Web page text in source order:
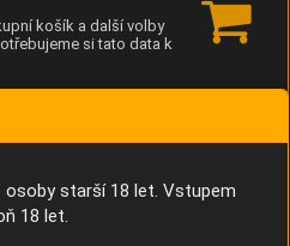
košík a další volby
si tato data k
o stejné zařízení, a
starší 18 let. Vstupem
18 let.